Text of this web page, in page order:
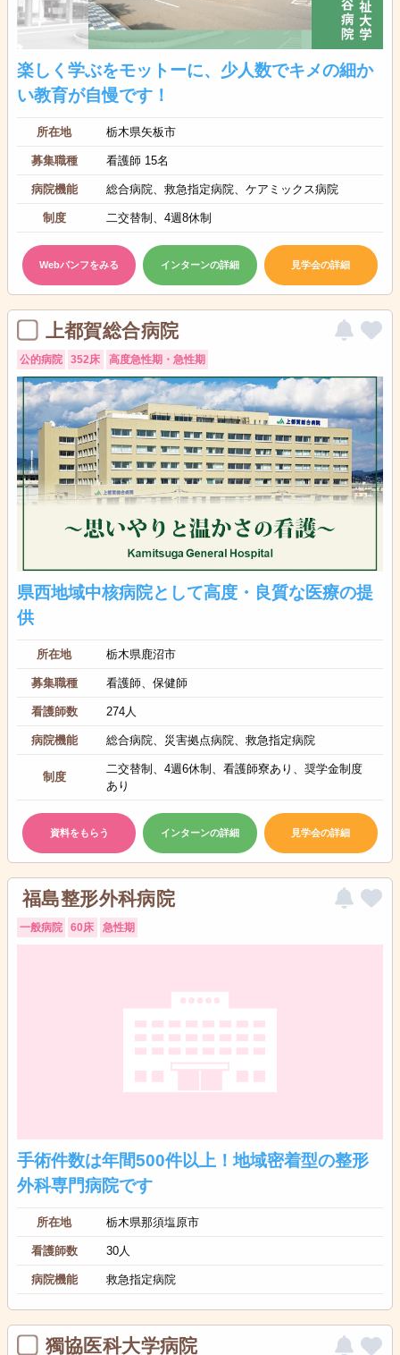
楽しく学ぶをモットーに、少人数でキメの細か
い教育が自慢です！
所在地 栃木県矢板市
募集職種 看護師 15名
病院機能 総合病院、救急指定病院、ケアミックス病院
制度 二交替制、4週8休制
Webパンフをみる インターンの詳細 見学会の詳細
上都賀総合病院
公的病院 352床 高度急性期・急性期
県西地域中核病院として高度・良質な医療の提
供
所在地 栃木県鹿沼市
募集職種 看護師、保健師
看護師数 274人
病院機能 総合病院、災害拠点病院、救急指定病院
制度
二交替制、4週6休制、看護師寮あり、奨学金制度
あり
資料をもらう インターンの詳細 見学会の詳細
福島整形外科病院
一般病院 60床 急性期
手術件数は年間500件以上！地域密着型の整形
外科専門病院です
所在地 栃木県那須塩原市
看護師数 30人
病院機能 救急指定病院
獨協医科大学病院